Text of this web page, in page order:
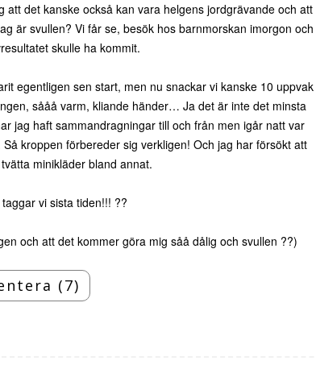
det kanske också kan vara helgens jordgrävande och att
är svullen? Vi får se, besök hos barnmorskan imorgon och
skulle ha kommit.
egentligen sen start, men nu snackar vi kanske 10 uppvak
sååå varm, kliande händer… Ja det är inte det minsta
jag haft sammandragningar till och från men igår natt var
kroppen förbereder sig verkligen! Och jag har försökt att
minikläder bland annat.
taggar vi sista tiden!!! ??
och att det kommer göra mig såå dålig och svullen ??)
(7)